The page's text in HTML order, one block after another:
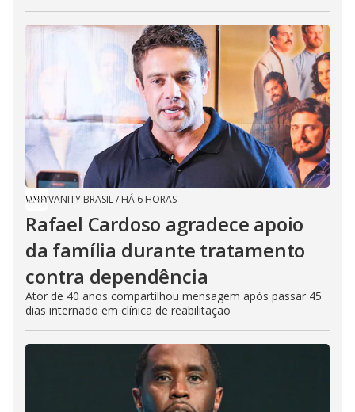
VANITY BRASIL/ HÁ 6 HORAS
Rafael Cardoso agradece apoio
da família durante tratamento
contra dependência
Ator de 40 anos compartilhou mensagem após passar 45
dias internado em clínica de reabilitação